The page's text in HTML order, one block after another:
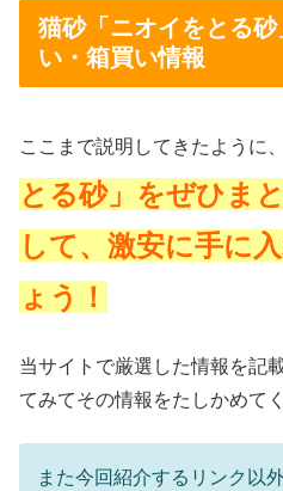
猫砂「ニオイをとる
い・箱買い情報
ここまで説明してきたように、
とる砂」をぜひま
して、激安に手に
ょう！
当サイトで厳選した情報を記
てみてその情報をたしかめて
また今回紹介するリンク以